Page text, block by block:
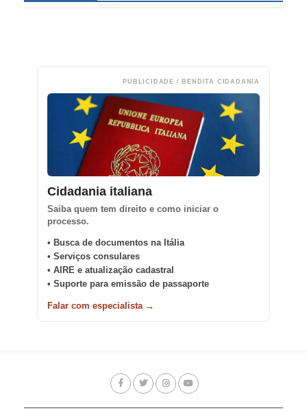
PUBLICIDADE / BENDITA CIDADANIA
Cidadania italiana
Saiba quem tem direito e como iniciar o
processo.
• Busca de documentos na Itália
• Serviços consulares
• AIRE e atualização cadastral
• Suporte para emissão de passaporte
Falar com especialista →